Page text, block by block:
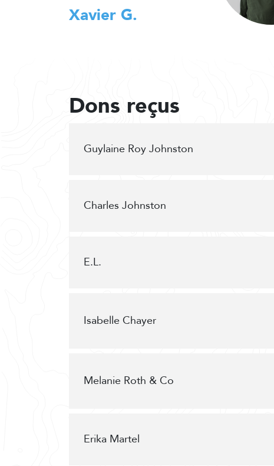
Xavier G.
Dons reçus
Guylaine Roy Johnston
Charles Johnston
E.L.
Isabelle Chayer
Melanie Roth & Co
Erika Martel